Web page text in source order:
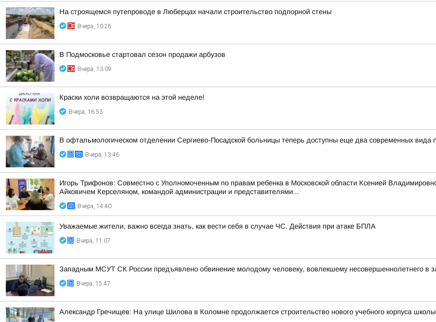
На строящемся путепроводе в Люберцах начали строительство подпорной стены
Вчера, 10:28
В Подмосковье стартовал сезон продажи арбузов
Вчера, 13:09
Краски холи возвращаются на этой неделе!
Вчера, 16:53
В офтальмологическом отделении Сергиево-Посадской больницы теперь доступны еще два современных
Вчера, 13:46
Игорь Трифонов: Совместно с Уполномоченным по правам ребенка в Московской области Ксенией
Айковичем Керселяном, командой администрации и представителями...
Вчера, 14:40
Уважаемые жители, важно всегда знать, как вести себя в случае ЧС. Действия при атаке БПЛА
Вчера, 11:07
Западным МСУТ СК России предъявлено обвинение молодому человеку, вовлекшему несовершеннолетнего в
Вчера, 15:47
Александр Гречищев: На улице Шилова в Коломне продолжается строительство нового учебного корпуса